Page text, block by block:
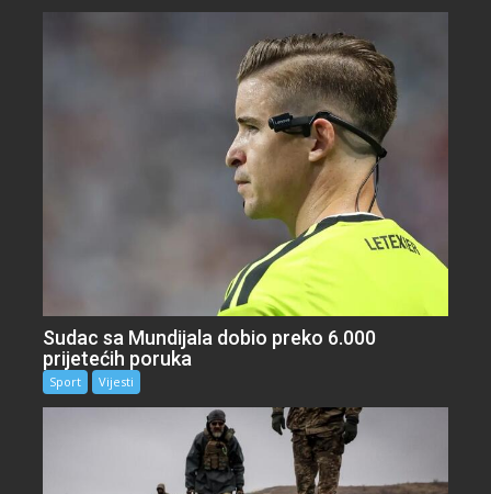
Sudac sa Mundijala dobio preko 6.000
prijetećih poruka
Sport Vijesti